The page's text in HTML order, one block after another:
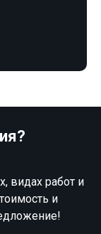
видах работ и
и